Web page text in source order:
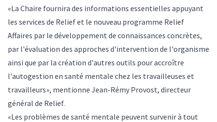
«La Chaire fournira des informations essentielles appuyant
les services de Relief et le nouveau programme Relief
Affaires par le développement de connaissances concrètes,
par l'évaluation des approches d'intervention de l'organisme
ainsi que par la création d'autres outils pour accroître
l'autogestion en santé mentale chez les travailleuses et
travailleurs», mentionne Jean-Rémy Provost, directeur
général de Relief.
«Les problèmes de santé mentale peuvent survenir à tout